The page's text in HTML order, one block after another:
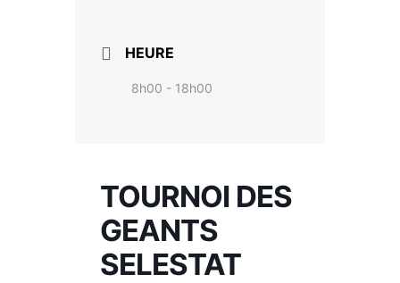
HEURE
8h00 - 18h00
TOURNOI DES
GEANTS
SELESTAT